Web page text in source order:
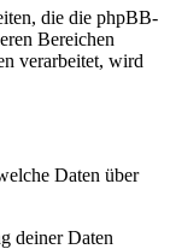
die die phpBB-
Bereichen
verarbeitet, wird
Daten über
deiner Daten